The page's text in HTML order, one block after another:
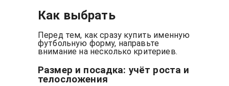
Как выбрать
Перед тем, как сразу купить именную
футбольную форму, направьте
внимание на несколько критериев.
Размер и посадка: учёт роста и
телосложения